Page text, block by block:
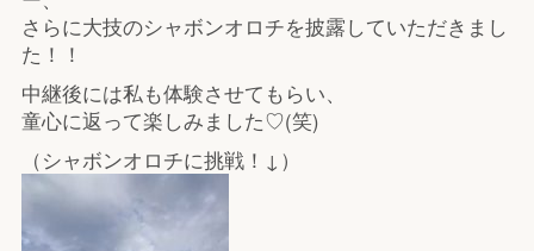
さらに大技のシャボンオロチを披露していただきまし
た！！
中継後には私も体験させてもらい、
童心に返って楽しみました♡(笑)
（シャボンオロチに挑戦！↓）